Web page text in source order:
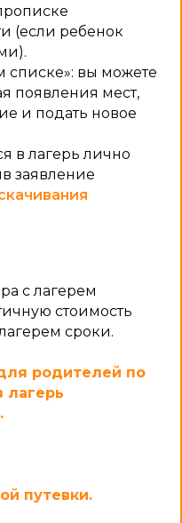
(если ребенок
списке»: вы можете
появления мест,
и подать новое
в лагерь лично
заявление
с лагерем
стоимость
сроки.
родителей по
лагерь
путевки.